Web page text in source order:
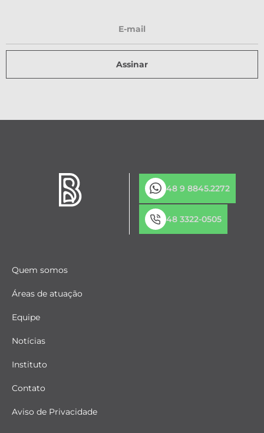
Assinar
48 9 8845.2272
48 3322-0505
Quem somos
Áreas de atuação
Equipe
Notícias
Instituto
Contato
Aviso de Privacidade